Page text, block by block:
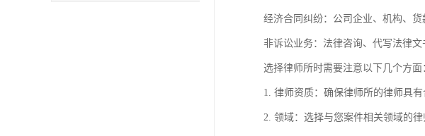
经济合同纠纷：公司企业、机构
非诉讼业务：法律咨询、代写法律
选择律师所时需要注意以下几个方面
1. 律师资质：确保律师所的律师具
2. 领域：选择与您案件相关领域的